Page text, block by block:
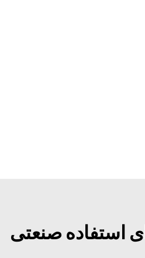
استفاده صنعتی